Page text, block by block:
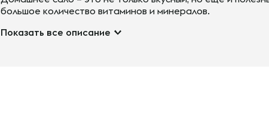
большое количество витаминов и минералов.
Показать все описание